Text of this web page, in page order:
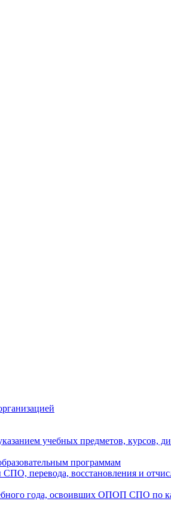
учебных предметов, курсов,
программам
перевода, восстановления и
года, освоивших ОПОП СПО по